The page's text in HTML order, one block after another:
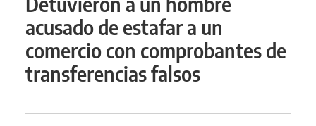
acusado de estafar a un
comercio con comprobantes de
transferencias falsos